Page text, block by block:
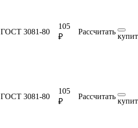
ГОСТ 3081-80
105
₽
Рассчитать
ГОСТ 3081-80
105
₽
Рассчитать